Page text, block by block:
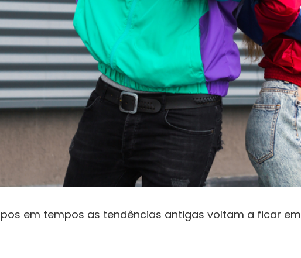
em tempos as tendências antigas voltam a ficar em